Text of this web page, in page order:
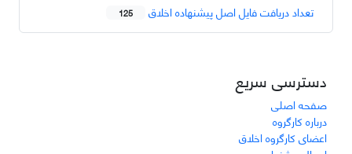
تعداد دریافت فایل اصل پیشنهاده اخلاق 125
دسترسی سریع
صفحه اصلی
درباره کارگروه
اعضای کارگروه اخلاق